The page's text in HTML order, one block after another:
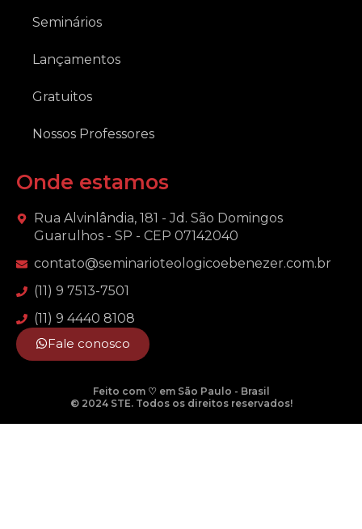
Seminários
Lançamentos
Gratuitos
Nossos Professores
Onde estamos
Rua Alvinlândia, 181 - Jd. São Domingos
Guarulhos - SP - CEP 07142040
contato@seminarioteologicoebenezer.com.br
(11) 9 7513-7501
(11) 9 4440 8108
Fale conosco
Feito com ♡ em São Paulo - Brasil
© 2024 STE. Todos os direitos reservados!